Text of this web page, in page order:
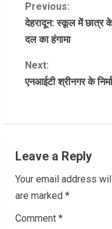
C
o
n
t
u
e
R
Previous:
देहरादून: स्कूल में छात्र
दल का हंगामा
Next:
एनआईटी श्रीनगर के
Leave a Reply
Your email address
are marked *
Comment *